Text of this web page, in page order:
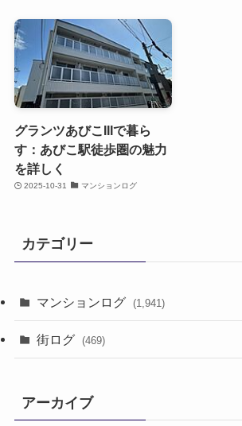
グランツあびこIIIで暮ら
す：あびこ駅徒歩圏の魅力
を詳しく
2025-10-31 マンションログ
カテゴリー
マンションログ (1,941)
街ログ (469)
アーカイブ